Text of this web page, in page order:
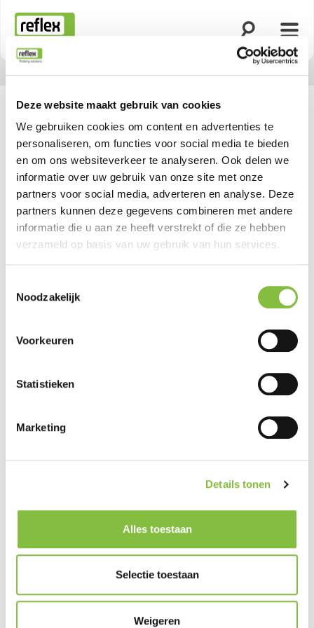
Deze website maakt gebruik van cookies
We gebruiken cookies om content en advertenties te
personaliseren, om functies voor social media te bieden
en om ons websiteverkeer te analyseren. Ook delen we
informatie over uw gebruik van onze site met onze
partners voor social media, adverteren en analyse. Deze
partners kunnen deze gegevens combineren met andere
informatie die u aan ze heeft verstrekt of die ze hebben
verzameld op basis van uw gebruik van hun services.
Noodzakelijk
Voorkeuren
Statistieken
Marketing
Details tonen
Alles toestaan
Selectie toestaan
Weigeren
Homepage
Zoekfunctie